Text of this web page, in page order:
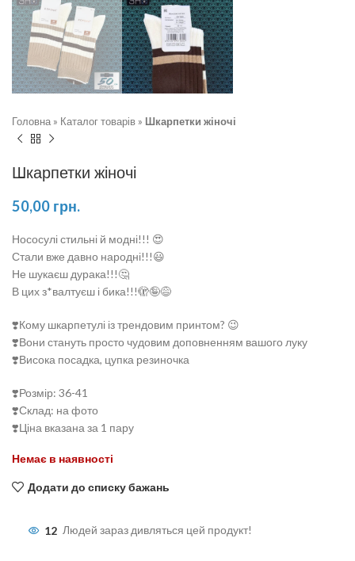
Головна » Каталог товарів » Шкарпетки жіночі
Шкарпетки жіночі
50,00 грн.
Нососулі стильні й модні!!! 😍
Стали вже давно народні!!!😃
Не шукаєш дурака!!!🤔
В цих з*валтуєш і бика!!!🫣🤪😅
❣️Кому шкарпетулі із трендовим принтом? 😉
❣️Вони стануть просто чудовим доповненням вашого луку
❣️Висока посадка, цупка резиночка
❣️Розмір: 36-41
❣️Склад: на фото
❣️Ціна вказана за 1 пару
Немає в наявності
Додати до списку бажань
12 Людей зараз дивляться цей продукт!